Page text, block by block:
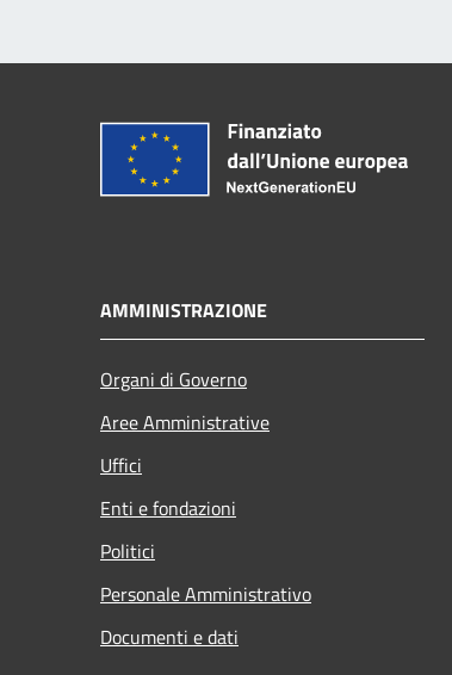
AMMINISTRAZIONE
Organi di Governo
Aree Amministrative
Uffici
Enti e fondazioni
Politici
Personale Amministrativo
Documenti e dati